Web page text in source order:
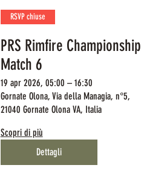
RSVP chiuse
PRS Rimfire Championship
Match 6
19 apr 2026, 05:00 – 16:30
Gornate Olona, Via della Managia, n°5,
21040 Gornate Olona VA, Italia
Scopri di più
Dettagli